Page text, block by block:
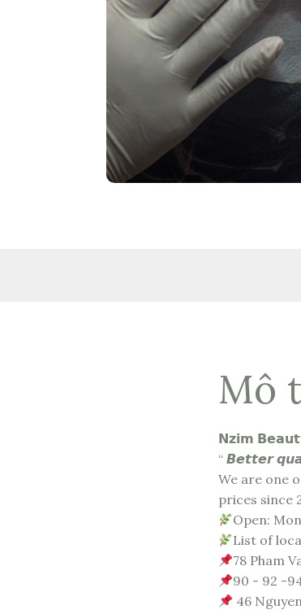
Mô
𝗡𝘇𝗶𝗺
“ 𝘽𝙚𝙩𝙩𝙚𝙧
We are one
prices since
Open:
List of
78 Pham
90 - 92 -
46